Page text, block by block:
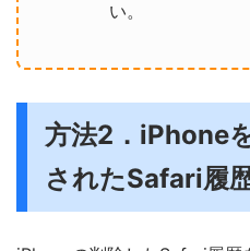
い。
方法2．iPhone
されたSafari履